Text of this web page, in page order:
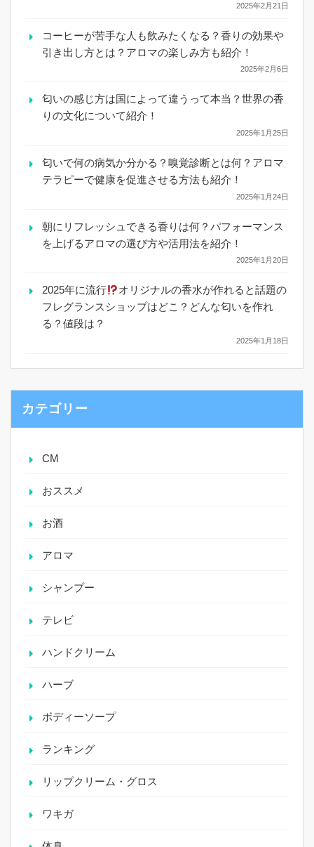
2025年2月21日
コーヒーが苦手な人も飲みたくなる？香りの効果や
引き出し方とは？アロマの楽しみ方も紹介！
2025年2月6日
匂いの感じ方は国によって違うって本当？世界の香
りの文化について紹介！
2025年1月25日
匂いで何の病気か分かる？嗅覚診断とは何？アロマ
テラピーで健康を促進させる方法も紹介！
2025年1月24日
朝にリフレッシュできる香りは何？パフォーマンス
を上げるアロマの選び方や活用法を紹介！
2025年1月20日
2025年に流行
オリジナルの香水が作れると話題の
フレグランスショップはどこ？どんな匂いを作れ
る？値段は？
2025年1月18日
カテゴリー
CM
おススメ
お酒
アロマ
シャンプー
テレビ
ハンドクリーム
ハーブ
ボディーソープ
ランキング
リップクリーム・グロス
ワキガ